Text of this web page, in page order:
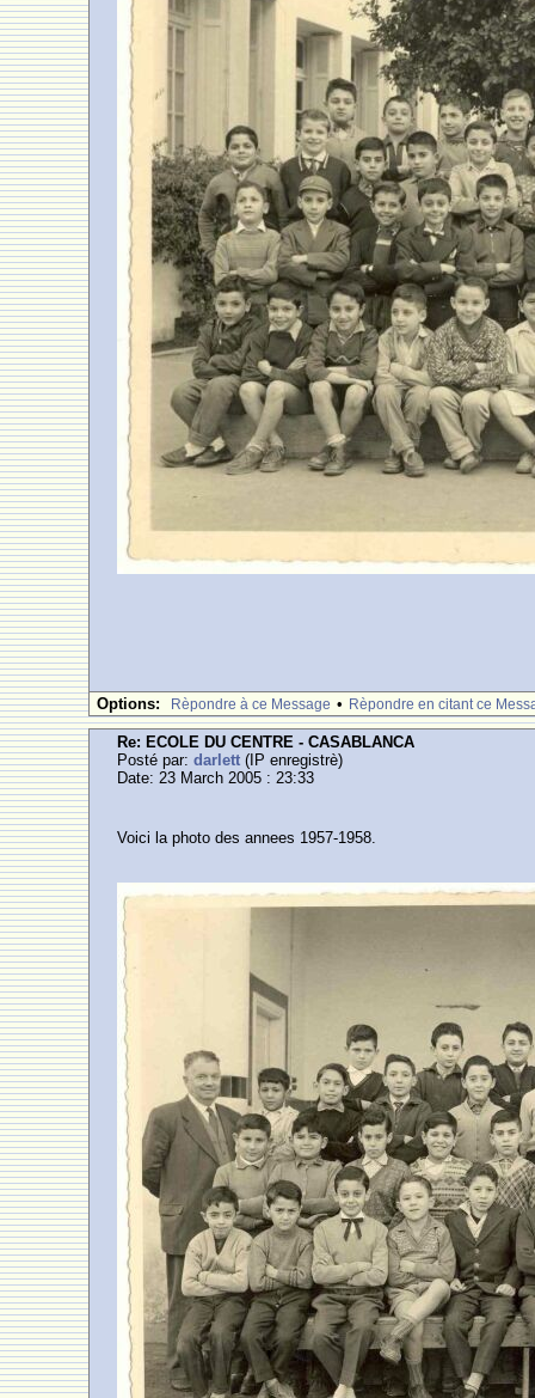
Options: Rèpondre à ce Message • Rèpondre en citant ce
Re: ECOLE DU CENTRE - CASABLANCA
Posté par:darlett (IP enregistrè)
Date: 23 March 2005 : 23:33
Voici la photo des annees 1957-1958.